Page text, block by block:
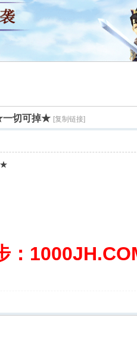
一切可掉★ [复制链接]
★
：